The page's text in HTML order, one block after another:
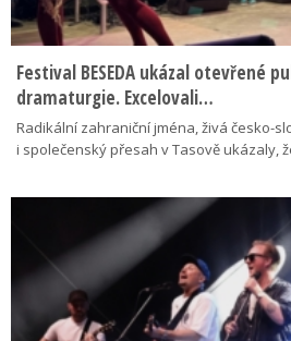
Festival BESEDA ukázal otevřené
dramaturgie. Excelovali…
Radikální zahraniční jména, živá česko-
i společenský přesah v Tasově ukázaly,